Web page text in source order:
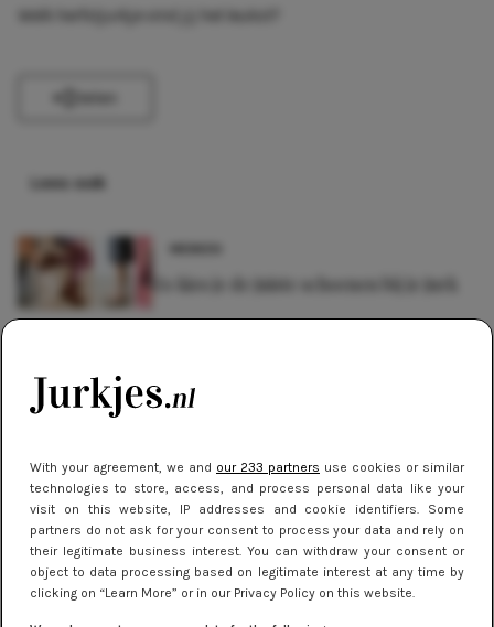
With your agreement, we and our 233 partners use cookies or similar
technologies to store, access, and process personal data like your
visit on this website, IP addresses and cookie identifiers. Some
partners do not ask for your consent to process your data and rely on
their legitimate business interest. You can withdraw your consent or
object to data processing based on legitimate interest at any time by
clicking on “Learn More” or in our Privacy Policy on this website.
Lees ook
Zo kies je de juiste schoenen bij je jurk
Stralen tijdens Oud en Nieuw: De
perfecte jurkjes voor een knallend
TIPS
Zó draag je jurkjes met panty in de
herfst en winter
TIPS